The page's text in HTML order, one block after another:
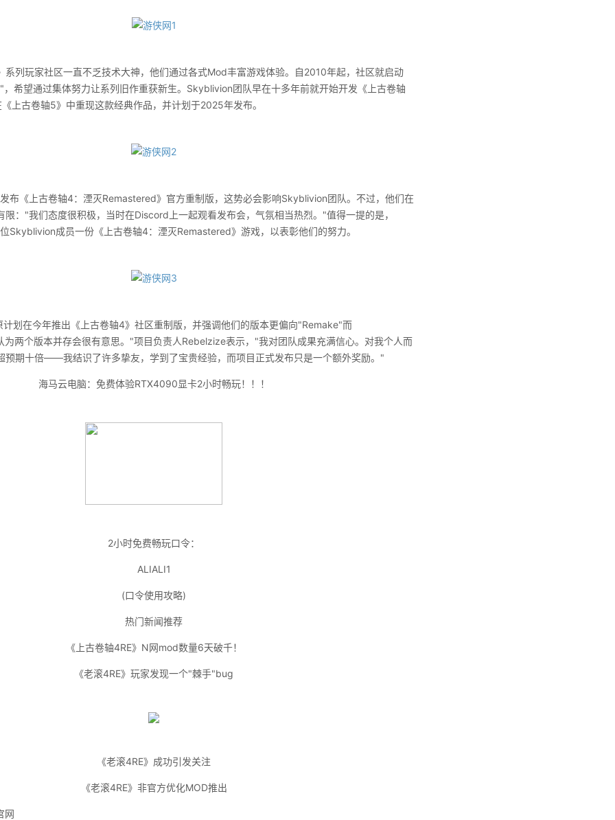
列玩家社区一直不乏技术大神，他们通过各式Mod丰富游戏体验。自2010年起，社区就启动
希望通过集体努力让系列旧作重获新生。Skyblivion团队早在十多年前就开始开发《上古卷轴
上古卷轴5》中重现这款经典作品，并计划于2025年发布。
《上古卷轴4：湮灭Remastered》官方重制版，这势必会影响Skyblivion团队。不过，他们在
限："我们态度很积极，当时在Discord上一起观看发布会，气氛相当热烈。"值得一提的是，
Skyblivion成员一份《上古卷轴4：湮灭Remastered》游戏，以表彰他们的努力。
在今年推出《上古卷轴4》社区重制版，并强调他们的版本更偏向"Remake"而
两个版本并存会很有意思。"项目负责人Rebelzize表示，"我对团队成果充满信心。对我个人而
预期十倍——我结识了许多挚友，学到了宝贵经验，而项目正式发布只是一个额外奖励。"
海马云电脑：免费体验RTX4090显卡2小时畅玩！！！
2小时免费畅玩口令：
ALIALI1
(口令使用攻略)
热门新闻推荐
《上古卷轴4RE》N网mod数量6天破千！
《老滚4RE》玩家发现一个"棘手"bug
《老滚4RE》成功引发关注
《老滚4RE》非官方优化MOD推出
网